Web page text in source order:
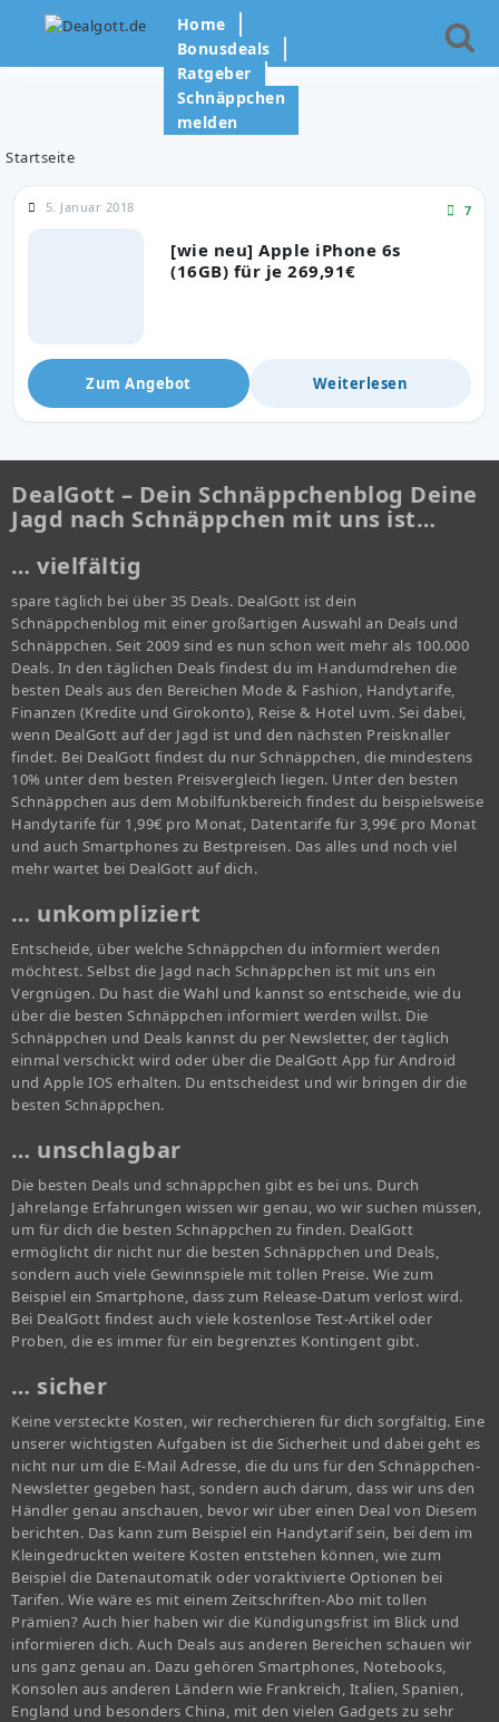
Home
Bonusdeals
Ratgeber
Schnäppchen
melden
Startseite
[wie neu] Apple iPhone 6s
(16GB) für je 269,91€
5. Januar 2018 7
Zum Angebot Weiterlesen
DealGott – Dein Schnäppchenblog Deine
Jagd nach Schnäppchen mit uns ist…
… vielfältig
spare täglich bei über 35 Deals. DealGott ist dein
Schnäppchenblog mit einer großartigen Auswahl an Deals und
Schnäppchen. Seit 2009 sind es nun schon weit mehr als 100.000
Deals. In den täglichen Deals findest du im Handumdrehen die
besten Deals aus den Bereichen Mode & Fashion, Handytarife,
Finanzen (Kredite und Girokonto), Reise & Hotel uvm. Sei dabei,
wenn DealGott auf der Jagd ist und den nächsten Preisknaller
findet. Bei DealGott findest du nur Schnäppchen, die mindestens
10% unter dem besten Preisvergleich liegen. Unter den besten
Schnäppchen aus dem Mobilfunkbereich findest du beispielsweise
Handytarife für 1,99€ pro Monat, Datentarife für 3,99€ pro Monat
und auch Smartphones zu Bestpreisen. Das alles und noch viel
mehr wartet bei DealGott auf dich.
… unkompliziert
Entscheide, über welche Schnäppchen du informiert werden
möchtest. Selbst die Jagd nach Schnäppchen ist mit uns ein
Vergnügen. Du hast die Wahl und kannst so entscheide, wie du
über die besten Schnäppchen informiert werden willst. Die
Schnäppchen und Deals kannst du per Newsletter, der täglich
einmal verschickt wird oder über die DealGott App für Android
und Apple IOS erhalten. Du entscheidest und wir bringen dir die
besten Schnäppchen.
… unschlagbar
Die besten Deals und schnäppchen gibt es bei uns. Durch
Jahrelange Erfahrungen wissen wir genau, wo wir suchen müssen,
um für dich die besten Schnäppchen zu finden. DealGott
ermöglicht dir nicht nur die besten Schnäppchen und Deals,
sondern auch viele Gewinnspiele mit tollen Preise. Wie zum
Beispiel ein Smartphone, dass zum Release-Datum verlost wird.
Bei DealGott findest auch viele kostenlose Test-Artikel oder
Proben, die es immer für ein begrenztes Kontingent gibt.
… sicher
Keine versteckte Kosten, wir recherchieren für dich sorgfältig. Eine
unserer wichtigsten Aufgaben ist die Sicherheit und dabei geht es
nicht nur um die E-Mail Adresse, die du uns für den Schnäppchen-
Newsletter gegeben hast, sondern auch darum, dass wir uns den
Händler genau anschauen, bevor wir über einen Deal von Diesem
berichten. Das kann zum Beispiel ein Handytarif sein, bei dem im
Kleingedruckten weitere Kosten entstehen können, wie zum
Beispiel die Datenautomatik oder voraktivierte Optionen bei
Tarifen. Wie wäre es mit einem Zeitschriften-Abo mit tollen
Prämien? Auch hier haben wir die Kündigungsfrist im Blick und
informieren dich. Auch Deals aus anderen Bereichen schauen wir
uns ganz genau an. Dazu gehören Smartphones, Notebooks,
Konsolen aus anderen Ländern wie Frankreich, Italien, Spanien,
England und besonders China, mit den vielen Gadgets zu sehr